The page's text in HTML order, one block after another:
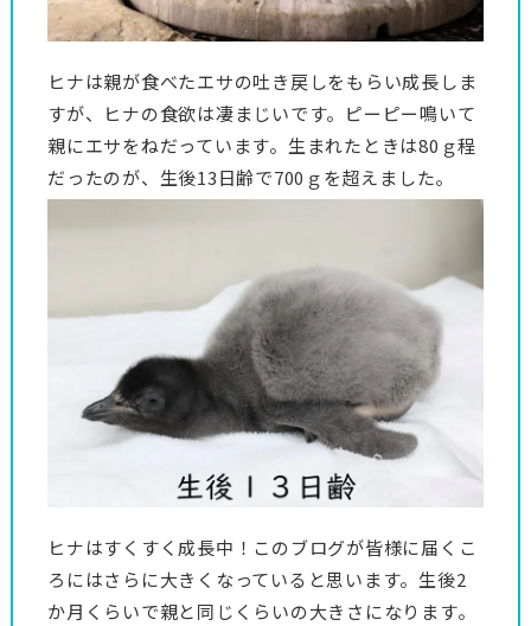
ヒナは親が食べたエサの吐き戻しをもらい成長しま
すが、ヒナの食欲は凄まじいです。ピーピー鳴いて
親にエサをねだっています。生まれたときは80ｇ程
だったのが、生後13日齢で700ｇを超えました。
ヒナはすくすく成長中！このブログが皆様に届くこ
ろにはさらに大きくなっていると思います。生後2
か月くらいで親と同じくらいの大きさになります。